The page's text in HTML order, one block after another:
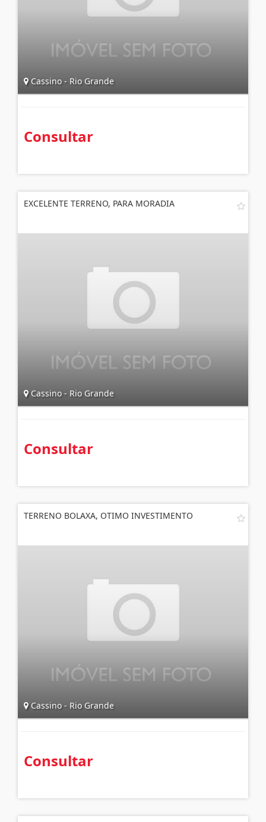
Cassino - Rio Grande
Consultar
EXCELENTE TERRENO, PARA MORADIA
Cassino - Rio Grande
Consultar
TERRENO BOLAXA, OTIMO INVESTIMENTO
Cassino - Rio Grande
Consultar